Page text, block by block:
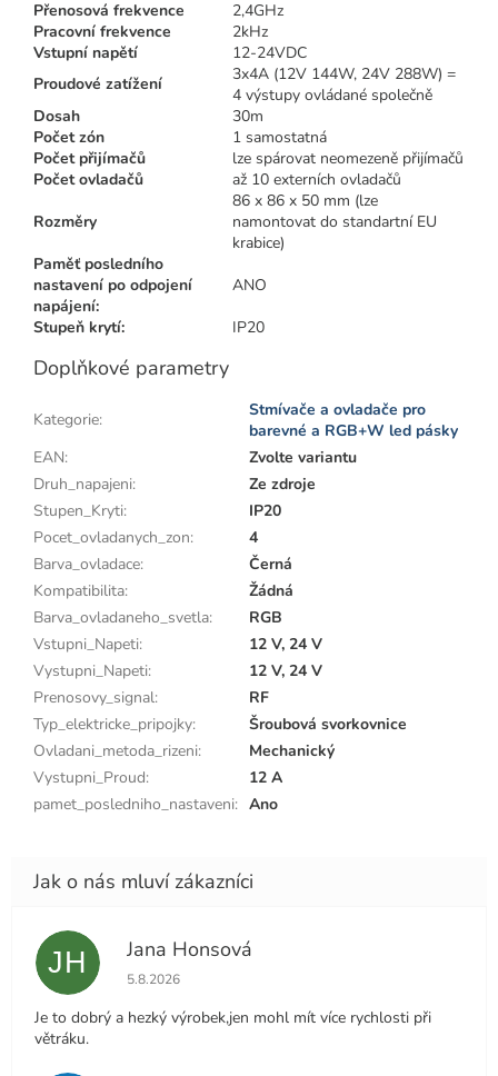
Přenosová frekvence
2,4GHz
Pracovní frekvence
2kHz
Vstupní napětí
12-24VDC
Proudové zatížení
3x4A (12V 144W, 24V 288W) =
4 výstupy ovládané společně
Dosah
30m
Počet zón
1 samostatná
Počet přijímačů
lze spárovat neomezeně přijímačů
Počet ovladačů
až 10 externích ovladačů
Rozměry
86 x 86 x 50 mm (lze
namontovat do standartní EU
krabice)
Paměť posledního
nastavení po odpojení
napájení:
ANO
Stupeň krytí:
IP20
Doplňkové parametry
Kategorie:
Stmívače a ovladače pro
barevné a RGB+W led pásky
EAN:
Zvolte variantu
Druh_napajeni:
Ze zdroje
Stupen_Kryti:
IP20
Pocet_ovladanych_zon:
4
Barva_ovladace:
Černá
Kompatibilita:
Žádná
Barva_ovladaneho_svetla:
RGB
Vstupni_Napeti:
12 V, 24 V
Vystupni_Napeti:
12 V, 24 V
Prenosovy_signal:
RF
Typ_elektricke_pripojky:
Šroubová svorkovnice
Ovladani_metoda_rizeni:
Mechanický
Vystupni_Proud:
12 A
pamet_posledniho_nastaveni: Ano
JH Jana Honsová
Hodnocení obchodu je 5 z 5 hvězdiček.
5.8.2026
Je to dobrý a hezký výrobek,jen mohl mít více rychlosti při
větráku.